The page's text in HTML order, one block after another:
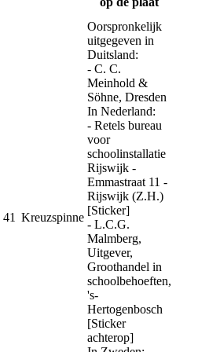
41 Kreuzspinne
Oorspronkelijk
uitgegeven in
Duitsland:
- C. C.
Meinhold &
Söhne, Dresden
In Nederland:
- Retels bureau
voor
schoolinstallatie
Rijswijk -
Emmastraat 11 -
Rijswijk (Z.H.)
[Sticker]
- L.C.G.
Malmberg,
Uitgever,
Groothandel in
schoolbehoeften,
's-
Hertogenbosch
[Sticker
achterop]